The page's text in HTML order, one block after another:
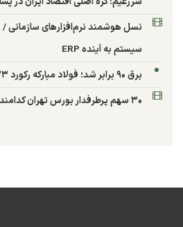
نسل هوشمند نرم‌افزارهای سازمانی /
سیستم به آینده ERP
برق ۹۰ برابر شد؛ فولاد مبارکه رکورد ۳۳ ساله اسلب را شکست
۳۰ سهم پرطرفدار بورس تهران کدامند؟